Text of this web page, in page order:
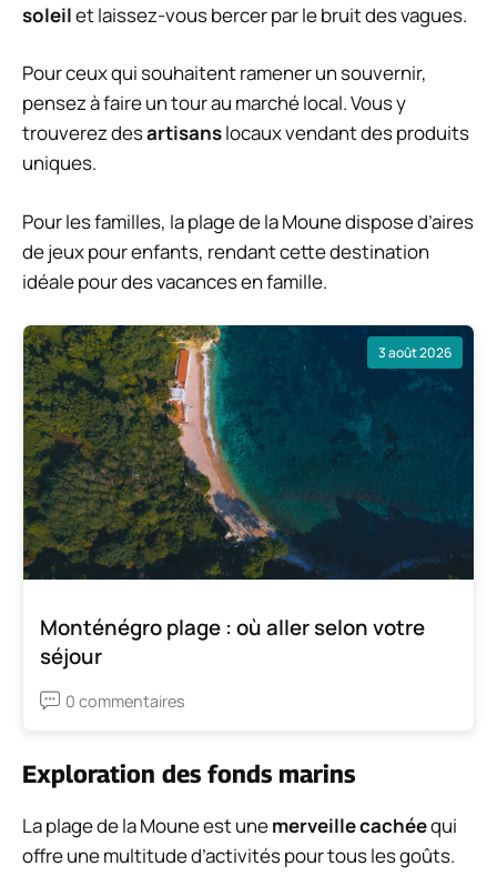
soleilet laissez-vous bercer par le bruit des vagues.
Pour ceux qui souhaitent ramener un souvernir,
pensez à faire un tour au marché local. Vous y
trouverez desartisanslocaux vendant des produits
uniques.
Pour les familles, la plage de la Moune dispose d’aires
de jeux pour enfants, rendant cette destination
idéale pour des vacances en famille.
3 août 2026
Monténégro plage : où aller selon votre
séjour
0 commentaires
Exploration des fonds marins
La plage de la Moune est unemerveille cachéequi
offre une multitude d’activités pour tous les goûts.